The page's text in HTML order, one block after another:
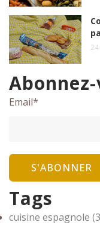
Email*
Tags
cuisine espagnole